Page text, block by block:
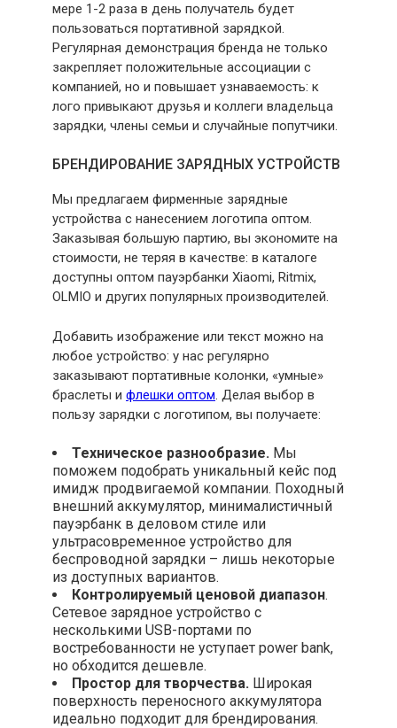
мере 1-2 раза в день получатель будет
пользоваться портативной зарядкой.
Регулярная демонстрация бренда не только
закрепляет положительные ассоциации с
компанией, но и повышает узнаваемость: к
лого привыкают друзья и коллеги владельца
зарядки, члены семьи и случайные попутчики.
БРЕНДИРОВАНИЕ ЗАРЯДНЫХ УСТРОЙСТВ
Мы предлагаем фирменные зарядные
устройства с нанесением логотипа оптом.
Заказывая большую партию, вы экономите на
стоимости, не теряя в качестве: в каталоге
доступны оптом пауэрбанки Xiaomi, Ritmix,
OLMIO и других популярных производителей.
Добавить изображение или текст можно на
любое устройство: у нас регулярно
заказывают портативные колонки, «умные»
браслеты и флешки оптом. Делая выбор в
пользу зарядки с логотипом, вы получаете:
Техническое разнообразие. Мы
поможем подобрать уникальный кейс под
имидж продвигаемой компании. Походный
внешний аккумулятор, минималистичный
пауэрбанк в деловом стиле или
ультрасовременное устройство для
беспроводной зарядки – лишь некоторые
из доступных вариантов.
Контролируемый ценовой диапазон.
Сетевое зарядное устройство с
несколькими USB-портами по
востребованности не уступает power bank,
но обходится дешевле.
Простор для творчества. Широкая
поверхность переносного аккумулятора
идеально подходит для брендирования.